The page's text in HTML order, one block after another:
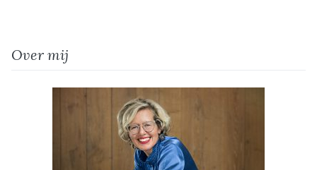
Over mij